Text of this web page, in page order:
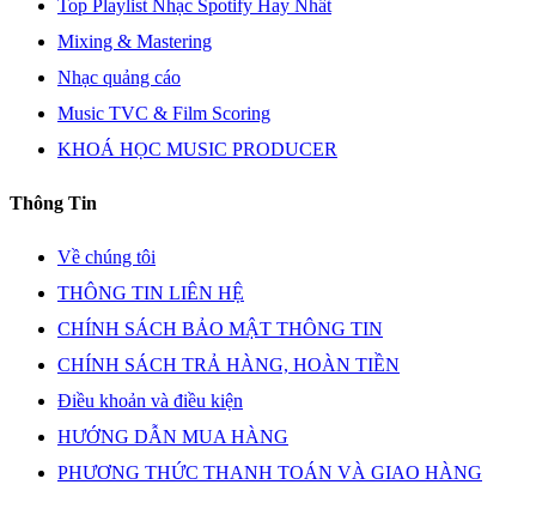
Top Playlist Nhạc Spotify Hay Nhất
Mixing & Mastering
Nhạc quảng cáo
Music TVC & Film Scoring
KHOÁ HỌC MUSIC PRODUCER
Thông Tin
Về chúng tôi
THÔNG TIN LIÊN HỆ
CHÍNH SÁCH BẢO MẬT THÔNG TIN
CHÍNH SÁCH TRẢ HÀNG, HOÀN TIỀN
Điều khoản và điều kiện
HƯỚNG DẪN MUA HÀNG
PHƯƠNG THỨC THANH TOÁN VÀ GIAO HÀNG